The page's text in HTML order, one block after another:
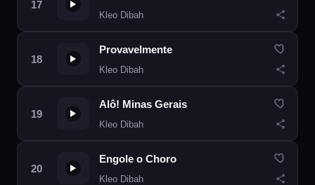
Kleo Dibah
Provavelmente
Kleo Dibah
Alô! Minas Gerais
Kleo Dibah
Engole o Choro
Kleo Dibah